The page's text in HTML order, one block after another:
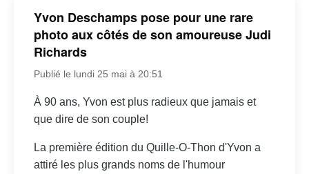
Yvon Deschamps pose pour une rare
photo aux côtés de son amoureuse Judi
Richards
Publié le lundi 25 mai à 20:51
À 90 ans, Yvon est plus radieux que jamais et
que dire de son couple!
La première édition du Quille-O-Thon d'Yvon a
attiré les plus grands noms de l'humour